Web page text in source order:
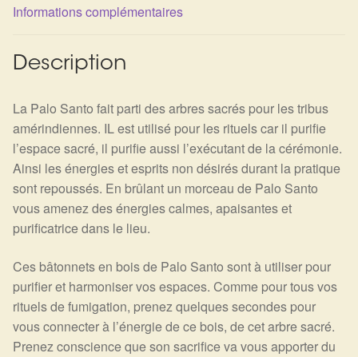
Informations complémentaires
Description
La Palo Santo fait parti des arbres sacrés pour les tribus
amérindiennes. IL est utilisé pour les rituels car il purifie
l’espace sacré, il purifie aussi l’exécutant de la cérémonie.
Ainsi les énergies et esprits non désirés durant la pratique
sont repoussés. En brûlant un morceau de Palo Santo
vous amenez des énergies calmes, apaisantes et
purificatrice dans le lieu.
Ces bâtonnets en bois de Palo Santo sont à utiliser pour
purifier et harmoniser vos espaces. Comme pour tous vos
rituels de fumigation, prenez quelques secondes pour
vous connecter à l’énergie de ce bois, de cet arbre sacré.
Prenez conscience que son sacrifice va vous apporter du